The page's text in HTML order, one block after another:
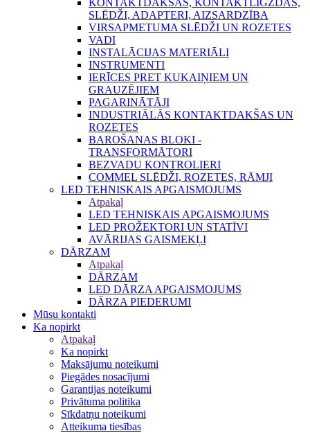
KONTAKTDAKŠAS, KONTAKTLIGZDAS,
SLĒDŽI, ADAPTERI, AIZSARDZĪBA
VIRSAPMETUMA SLĒDŽI UN ROZETES
VADI
INSTALĀCIJAS MATERIĀLI
INSTRUMENTI
IERĪCES PRET KUKAIŅIEM UN
GRAUZĒJIEM
PAGARINĀTĀJI
INDUSTRIĀLĀS KONTAKTDAKŠAS UN
ROZETES
BAROŠANAS BLOKI -
TRANSFORMĀTORI
BEZVADU KONTROLIERI
COMMEL SLĒDŽI, ROZETES, RĀMJI
LED TEHNISKAIS APGAISMOJUMS
Atpakaļ
LED TEHNISKAIS APGAISMOJUMS
LED PROŽEKTORI UN STATĪVI
AVĀRIJAS GAISMEKĻI
DĀRZAM
Atpakaļ
DĀRZAM
LED DĀRZA APGAISMOJUMS
DĀRZA PIEDERUMI
Mūsu kontakti
Ka nopirkt
Atpakaļ
Ka nopirkt
Maksājumu noteikumi
Piegādes nosacījumi
Garantijas noteikumi
Privātuma politika
Sīkdatņu noteikumi
Atteikuma tiesības